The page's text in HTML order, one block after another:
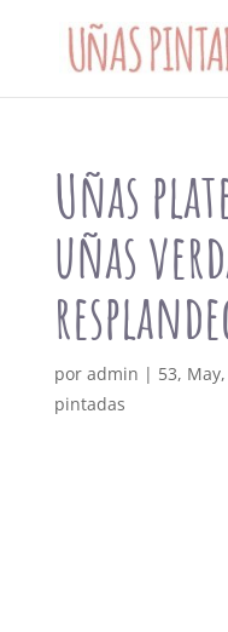
Uñas
uñas
por admin | 53,
pintadas